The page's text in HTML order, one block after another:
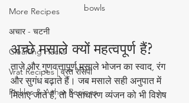
More Recipes
अचार - चटनी
Cleaning Hacks
Vrat Recipes | व्रत रेसिपी
Pickles & Achar Recipes
bowls
अच्छे मसाले क्यों महत्वपूर्ण हैं?
ताज़े और गुणवत्तापूर्ण मसाले भोजन का स्वाद, रंग
और सुगंध बढ़ाते हैं। जब मसाले सही अनुपात में
मिलाए जाते हैं, तो वे साधारण व्यंजन को भी विशेष